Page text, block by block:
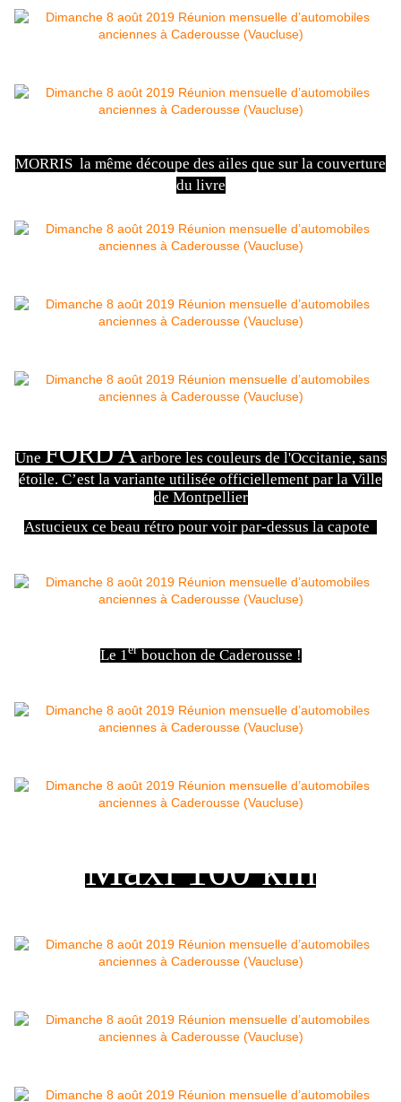
MORRIS la même découpe des ailes que sur la couverture
du livre
Une FORD Aarbore les couleurs de l'Occitanie, sans
étoile. C’est la variante utilisée officiellement par la Ville
de Montpellier
Astucieux ce beau rétro pour voir par-dessus la capote
Le 1er bouchon de Caderousse !
Maxi 160 km